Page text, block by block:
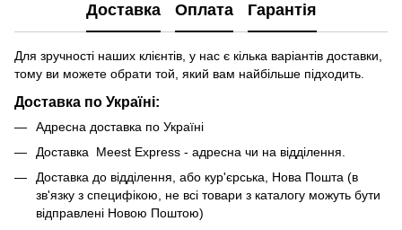
Доставка Оплата Гарантія
Для зручності наших клієнтів, у нас є кілька варіантів доставки,
тому ви можете обрати той, який вам найбільше підходить.
Доставка по Україні:
Адресна доставка по Україні
Доставка Meest Express - адресна чи на відділення.
Доставка до відділення, або кур'єрська, Нова Пошта (в
зв'язку з специфікою, не всі товари з каталогу можуть бути
відправлені Новою Поштою)